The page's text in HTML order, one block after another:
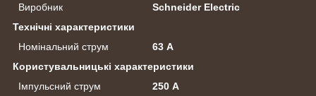
Виробник
Schneider Electric
Технічні характеристики
Номінальний струм
63 А
Користувальницькі характеристики
Імпульсний струм
250 А